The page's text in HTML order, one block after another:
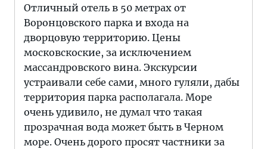
Отличный отель в 50 метрах от
Воронцовского парка и входа на
дворцовую территорию. Цены
московскоские, за исключением
массандровского вина. Экскурсии
устраивали себе сами, много гуляли, дабы
территория парка располагала. Море
очень удивило, не думал что такая
прозрачная вода может быть в Черном
море. Очень дорого просят частники за